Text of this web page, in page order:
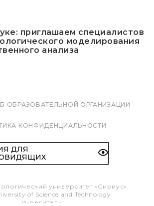
приглашаем специалистов
моделирования
анализа
ОБРАЗОВАТЕЛЬНОЙ ОРГАНИЗАЦИИ
КОНФИДЕНЦИАЛЬНОСТИ
ДЛЯ
университет «Сириус»
of Science and Technology
Учредитель: